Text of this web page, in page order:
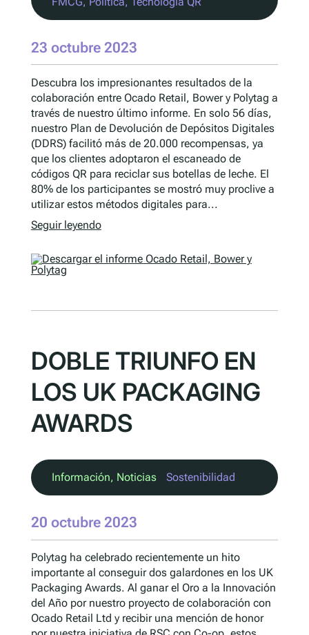
23 octubre 2023
Descubra los impresionantes resultados de la
colaboración entre Ocado Retail, Bower y Polytag a
través de nuestro último informe. En solo 56 días,
nuestro Plan de Devolución de Depósitos Digitales
(DDRS) facilitó más de 20.000 recompensas, ya
que los clientes adoptaron el escaneado de
códigos QR para reciclar sus botellas de leche. El
80% de los participantes se mostró muy proclive a
utilizar estos métodos digitales para...
Seguir leyendo
DOBLE TRIUNFO EN
LOS UK PACKAGING
AWARDS
Información, Noticias Sostenibilidad
20 octubre 2023
Polytag ha celebrado recientemente un hito
importante al conseguir dos galardones en los UK
Packaging Awards. Al ganar el Oro a la Innovación
del Año por nuestro proyecto de colaboración con
Ocado Retail Ltd y recibir una mención de honor